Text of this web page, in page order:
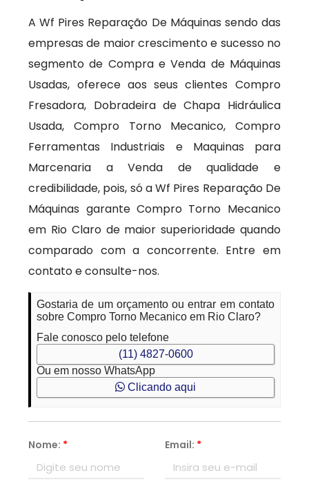
A Wf Pires Reparação De Máquinas sendo das
empresas de maior crescimento e sucesso no
segmento de Compra e Venda de Máquinas
Usadas, oferece aos seus clientes Compro
Fresadora, Dobradeira de Chapa Hidráulica
Usada, Compro Torno Mecanico, Compro
Ferramentas Industriais e Maquinas para
Marcenaria a Venda de qualidade e
credibilidade, pois, só a Wf Pires Reparação De
Máquinas garante Compro Torno Mecanico
em Rio Claro de maior superioridade quando
comparado com a concorrente. Entre em
contato e consulte-nos.
Gostaria de um orçamento ou entrar em contato
sobre Compro Torno Mecanico em Rio Claro?
Fale conosco pelo telefone
(11) 4827-0600
Ou em nosso WhatsApp
Clicando aqui
Nome: * Email: *